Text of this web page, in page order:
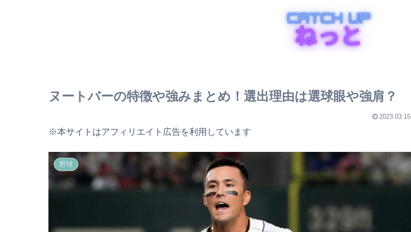
ヌートバーの特徴や強みまとめ！選出理由は選球眼や強肩？
2023.03.15
※本サイトはアフィリエイト広告を利用しています
野球